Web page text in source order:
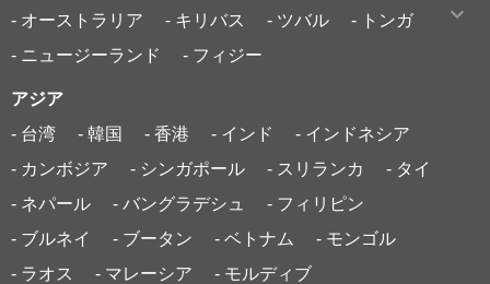
- オーストラリア
- キリバス - ツバル
- トンガ
- ニュージーランド
- フィジー
アジア
- 台湾
- 韓国 - 香港 - インド
- インドネシア
- カンボジア
- シンガポール - スリランカ
- タイ
- ネパール
- バングラデシュ
- フィリピン
- ブルネイ
- ブータン - ベトナム
- モンゴル
- ラオス
- マレーシア - モルディブ